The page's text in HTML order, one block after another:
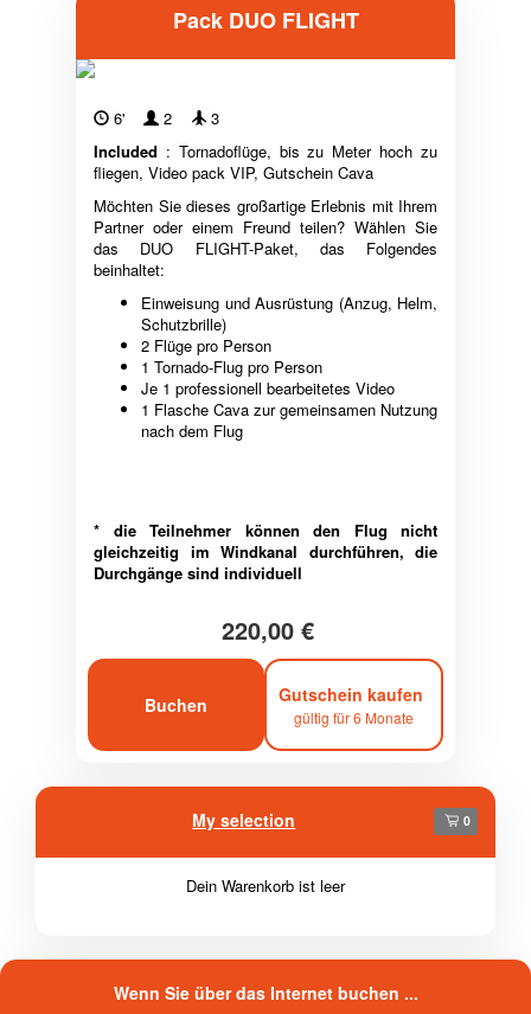
Pack DUO FLIGHT
6' 2
3
Included : Tornadoflüge, bis zu Meter hoch zu
fliegen, Video pack VIP, Gutschein Cava
Möchten Sie dieses großartige Erlebnis mit Ihrem
Partner oder einem Freund teilen? Wählen Sie
das DUO FLIGHT-Paket, das Folgendes
beinhaltet:
Einweisung und Ausrüstung (Anzug, Helm,
Schutzbrille)
2 Flüge pro Person
1 Tornado-Flug pro Person
Je 1 professionell bearbeitetes Video
1 Flasche Cava zur gemeinsamen Nutzung
nach dem Flug
* die Teilnehmer können den Flug nicht
gleichzeitig im Windkanal durchführen, die
Durchgänge sind individuell
220,00 €
Buchen Gutschein kaufen
gültig für 6 Monate
My selection 0
Dein Warenkorb ist leer
Wenn Sie über das Internet buchen ...